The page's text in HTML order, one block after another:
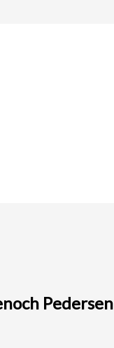
Pedersen